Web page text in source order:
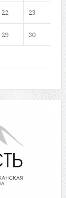
22 23
29 30